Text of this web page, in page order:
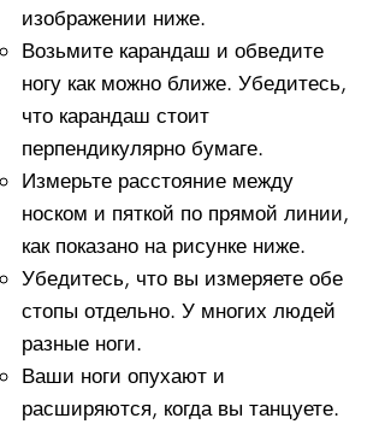
изображении ниже.
Возьмите карандаш и обведите
ногу как можно ближе. Убедитесь,
что карандаш стоит
перпендикулярно бумаге.
Измерьте расстояние между
носком и пяткой по прямой линии,
как показано на рисунке ниже.
Убедитесь, что вы измеряете обе
стопы отдельно. У многих людей
разные ноги.
Ваши ноги опухают и
расширяются, когда вы танцуете.